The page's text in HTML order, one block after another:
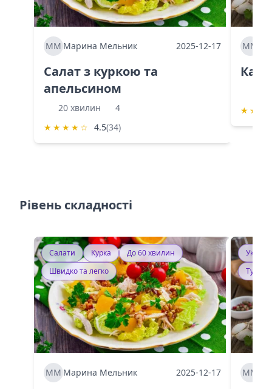
ММ Марина Мельник 2025-12-17
Салат з куркою та
апельсином
20 хвилин
4
★ ★ ★ ★ ☆ 4.5(34)
ММ
★ ★
Рівень складності
Салати Курка
До 60 хвилин
Швидко та легко
ММ Марина Мельник 2025-12-17 ММ